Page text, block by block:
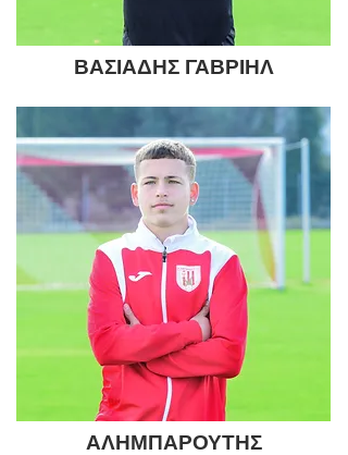
ΒΑΣΙΑΔΗΣ ΓΑΒΡΙΗΛ
ΑΛΗΜΠΑΡΟΥΤΗΣ